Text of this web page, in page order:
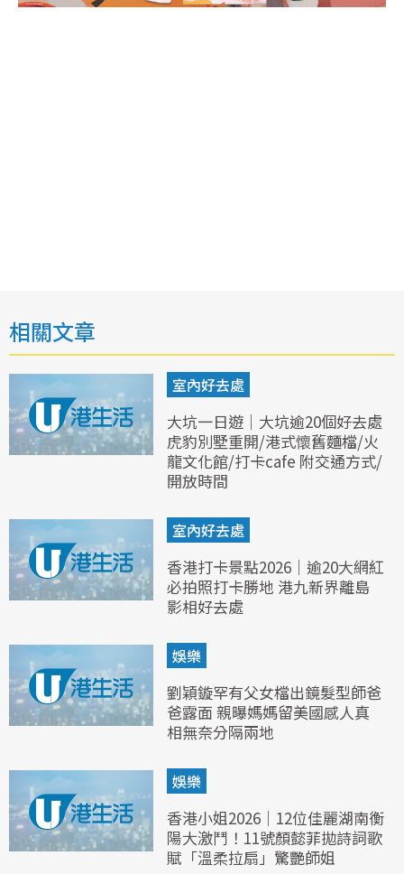
相關文章
室內好去處
大坑一日遊｜大坑逾20個好去處
虎豹別墅重開/港式懷舊麵檔/火
龍文化館/打卡cafe 附交通方式/
開放時間
室內好去處
香港打卡景點2026｜逾20大網紅
必拍照打卡勝地 港九新界離島
影相好去處
娛樂
劉穎鏇罕有父女檔出鏡髮型師爸
爸露面 親曝媽媽留美國感人真
相無奈分隔兩地
娛樂
香港小姐2026｜12位佳麗湖南衡
陽大激鬥！11號顏懿菲拋詩詞歌
賦「溫柔拉扇」驚艷師姐